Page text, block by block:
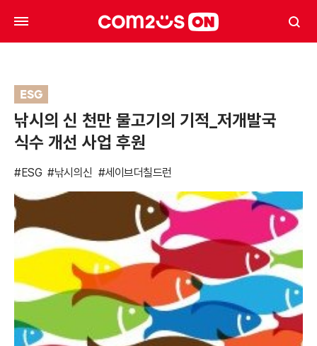
ESG
낚시의 신 천만 물고기의 기적_저개발국
식수 개선 사업 후원
#ESG #낚시의신 #세이브더칠드런